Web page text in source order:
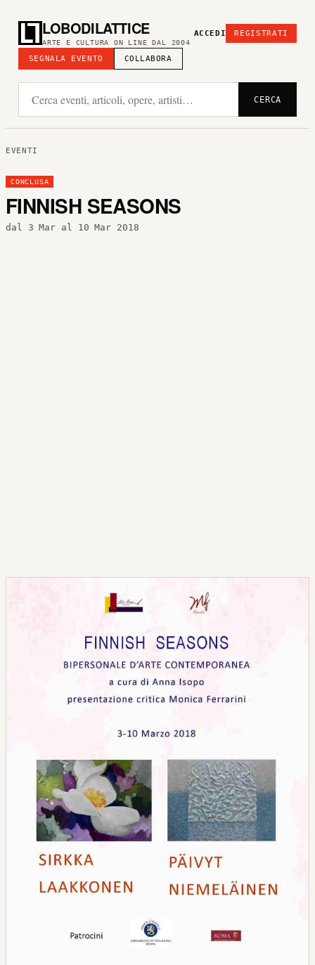
LOBODILATTICE
ARTE E CULTURA ON LINE DAL 2004
SEGNALA EVENTO COLLABORA
ACCEDI REGISTRATI
CERCA
EVENTI
CONCLUSA
FINNISH SEASONS
dal 3 Mar al 10 Mar 2018